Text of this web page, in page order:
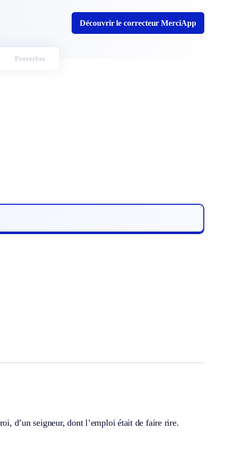
Découvrir le correcteur MerciApp
Proverbes
d’un seigneur, dont l’emploi était de faire rire.